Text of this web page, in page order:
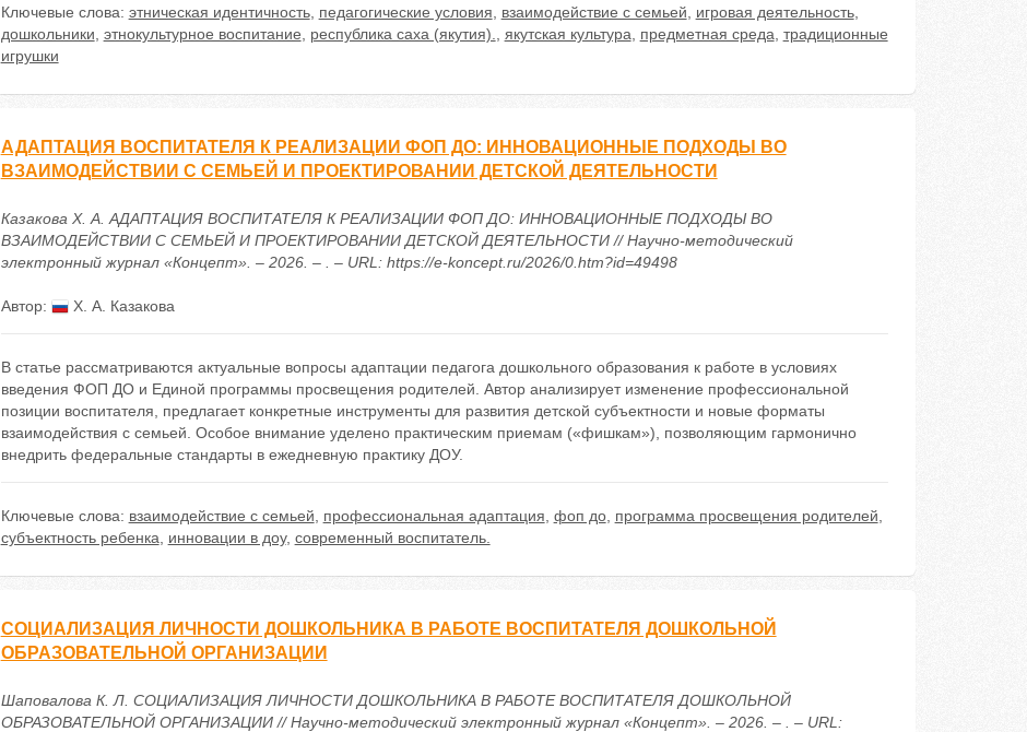
Ключевые слова: этническая идентичность, педагогические условия взаимодействие с семьей игровая деятельность,
дошкольники этнокультурное воспитание республика саха (якутия). якутская культура предметная среда традиционные
игрушки
АДАПТАЦИЯ ВОСПИТАТЕЛЯ К РЕАЛИЗАЦИИ ФОП ДО: ИННОВАЦИОННЫЕ ПОДХОДЫ ВО
ВЗАИМОДЕЙСТВИИ С СЕМЬЕЙ И ПРОЕКТИРОВАНИИ ДЕТСКОЙ ДЕЯТЕЛЬНОСТИ
Казакова Х. А. АДАПТАЦИЯ ВОСПИТАТЕЛЯ К РЕАЛИЗАЦИИ ФОП ДО: ИННОВАЦИОННЫЕ ПОДХОДЫ ВО
ВЗАИМОДЕЙСТВИИ С СЕМЬЕЙ И ПРОЕКТИРОВАНИИ ДЕТСКОЙ ДЕЯТЕЛЬНОСТИ // Научно-методический
электронный журнал «Концепт». – 2026. – . – URL: https://e-koncept.ru/2026/0.htm?id=49498
Автор: Х. А. Казакова
В статье рассматриваются актуальные вопросы адаптации педагога дошкольного образования к работе в условиях
введения ФОП ДО и Единой программы просвещения родителей. Автор анализирует изменение профессиональной
позиции воспитателя, предлагает конкретные инструменты для развития детской субъектности и новые форматы
взаимодействия с семьей. Особое внимание уделено практическим приемам («фишкам»), позволяющим гармонично
внедрить федеральные стандарты в ежедневную практику ДОУ.
Ключевые слова: взаимодействие с семьей профессиональная адаптация фоп до, программа просвещения родителей
субъектность ребенка
инновации в доу, современный воспитатель.
СОЦИАЛИЗАЦИЯ ЛИЧНОСТИ ДОШКОЛЬНИКА В РАБОТЕ ВОСПИТАТЕЛЯ ДОШКОЛЬНОЙ
ОБРАЗОВАТЕЛЬНОЙ ОРГАНИЗАЦИИ
Шаповалова К. Л. СОЦИАЛИЗАЦИЯ ЛИЧНОСТИ ДОШКОЛЬНИКА В РАБОТЕ ВОСПИТАТЕЛЯ ДОШКОЛЬНОЙ
ОБРАЗОВАТЕЛЬНОЙ ОРГАНИЗАЦИИ // Научно-методический электронный журнал «Концепт». – 2026. – . – URL: